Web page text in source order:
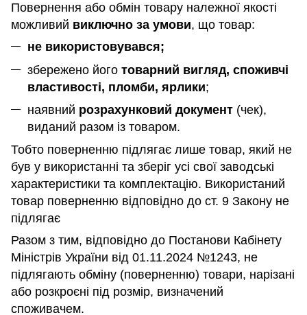
Повернення або обмін товару належної якості
можливий виключно за умови, що товар:
не використовувався;
збережено його товарний вигляд, споживчі
властивості, пломби, ярлики;
наявний розрахунковий документ (чек),
виданий разом із товаром.
Тобто поверненню підлягає лише товар, який не
був у використанні та зберіг усі свої заводські
характеристики та комплектацію. Використаний
товар поверненню відповідно до ст. 9 Закону не
підлягає
Разом з тим, відповідно до Постанови Кабінету
Міністрів України від 01.11.2024 №1243, не
підлягають обміну (поверненню) товари, нарізані
або розкроєні під розмір, визначений
споживачем.